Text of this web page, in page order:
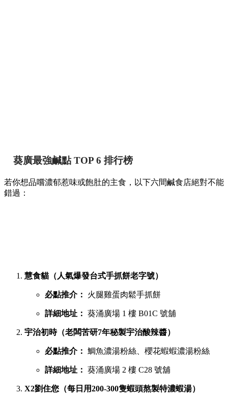
葵廣最強鹹點 TOP 6 排行榜
若你想品嚐濃郁惹味或飽肚的主食，以下六間鹹食店絕對不能
錯過：
慧食貓（人氣爆發台式手抓餅老字號）
必點推介： 火腿雞蛋肉鬆手抓餅
詳細地址： 葵涌廣場 1 樓 B01C 號舖
宇治初時（老闆苦研7年秘製宇治酸辣醬）
必點推介： 鯛魚濃湯粉絲、櫻花蝦蝦濃湯粉絲
詳細地址： 葵涌廣場 2 樓 C28 號舖
X2劉住您（每日用200-300隻蝦頭熬製特濃蝦湯）